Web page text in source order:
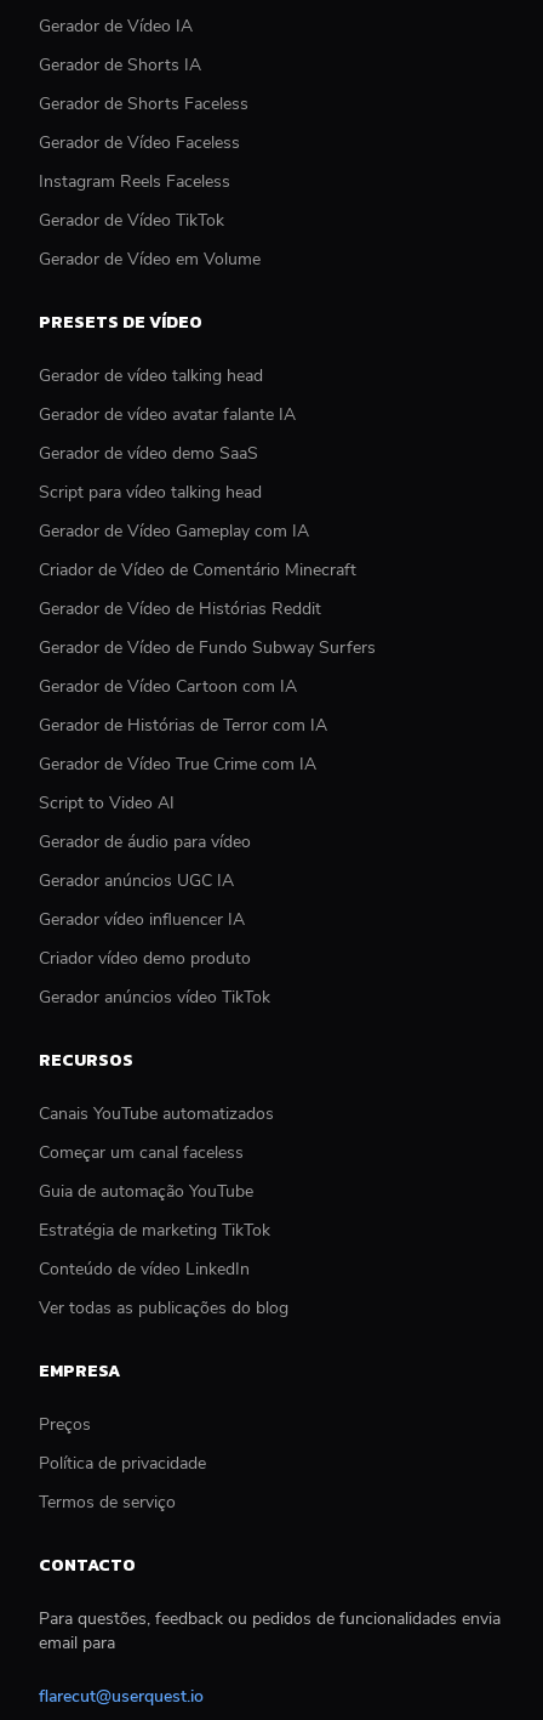
Gerador de Vídeo IA
Gerador de Shorts IA
Gerador de Shorts Faceless
Gerador de Vídeo Faceless
Instagram Reels Faceless
Gerador de Vídeo TikTok
Gerador de Vídeo em Volume
PRESETS DE VÍDEO
Gerador de vídeo talking head
Gerador de vídeo avatar falante IA
Gerador de vídeo demo SaaS
Script para vídeo talking head
Gerador de Vídeo Gameplay com IA
Criador de Vídeo de Comentário Minecraft
Gerador de Vídeo de Histórias Reddit
Gerador de Vídeo de Fundo Subway Surfers
Gerador de Vídeo Cartoon com IA
Gerador de Histórias de Terror com IA
Gerador de Vídeo True Crime com IA
Script to Video AI
Gerador de áudio para vídeo
Gerador anúncios UGC IA
Gerador vídeo influencer IA
Criador vídeo demo produto
Gerador anúncios vídeo TikTok
RECURSOS
Canais YouTube automatizados
Começar um canal faceless
Guia de automação YouTube
Estratégia de marketing TikTok
Conteúdo de vídeo LinkedIn
Ver todas as publicações do blog
EMPRESA
Preços
Política de privacidade
Termos de serviço
CONTACTO
Para questões, feedback ou pedidos de funcionalidades envia
email para
flarecut@userquest.io